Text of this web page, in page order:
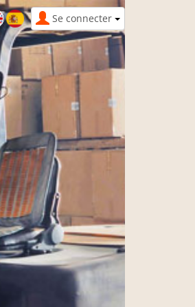
Se connecter